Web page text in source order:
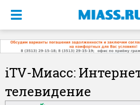
Меню
iTV-Миасс:
телевидение